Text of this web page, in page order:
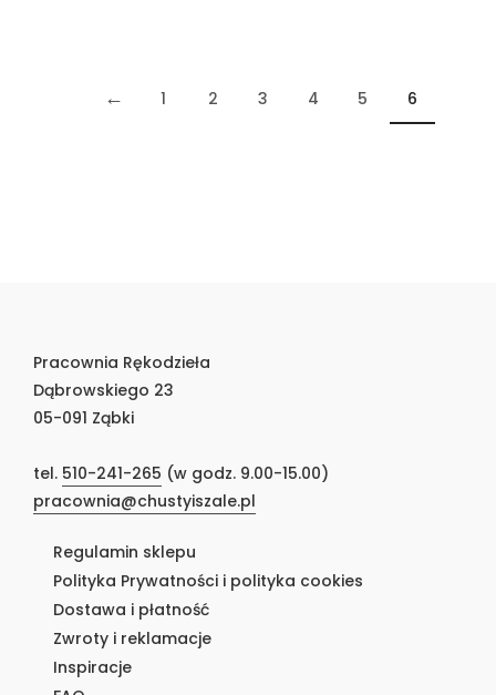
← 1 2 3 4 5 6
Pracownia Rękodzieła
Dąbrowskiego 23
05-091 Ząbki
tel. 510-241-265 (w godz. 9.00-15.00)
pracownia@chustyiszale.pl
Regulamin sklepu
Polityka Prywatności i polityka cookies
Dostawa i płatność
Zwroty i reklamacje
Inspiracje